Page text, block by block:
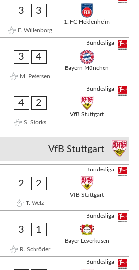
3 3
1. FC Heidenheim
F. Willenborg
Bundesliga
3 4
Bayern München
M. Petersen
Bundesliga
4 2
VfB Stuttgart
S. Storks
VfB Stuttgart
Bundesliga
2 2
VfB Stuttgart
T. Welz
Bundesliga
3 1
Bayer Leverkusen
R. Schröder
Bundesliga